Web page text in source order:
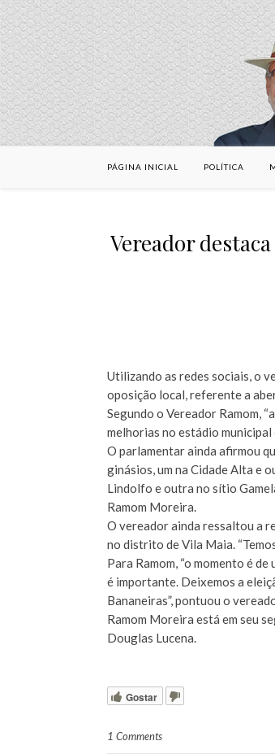
PÁGINA INICIAL POLÍTICA
Vereador
Utilizando as redes sociais, o
oposição local, referente a
Segundo o Vereador Ramom,
melhorias no estádio
O parlamentar ainda afirmou
ginásios, um na Cidade Alta e
Lindolfo e outra no sítio
Ramom Moreira.
O vereador ainda ressaltou a
no distrito de Vila Maia.
Para Ramom, “o momento é
é importante. Deixemos a
Bananeiras”, pontuou o
Ramom Moreira está em seu
Douglas Lucena.
Gostar
1 Comments